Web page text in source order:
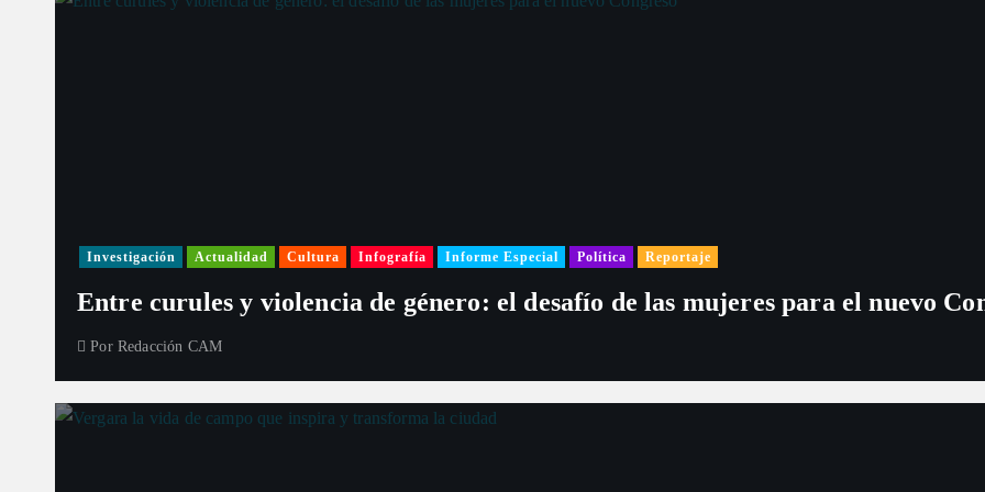
Investigación Actualidad Cultura Infografía Informe Especial Política Reportaje
Entre curules y violencia de género: el desafío de las mujeres para el nuevo
Por Redacción CAM